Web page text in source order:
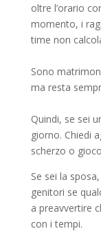
oltre l’orario
momento, i
time non
Sono
ma resta
Quindi, se sei
giorno. Chiedi
scherzo o
Se sei la
genitori se
a preavvertire
con i tempi.